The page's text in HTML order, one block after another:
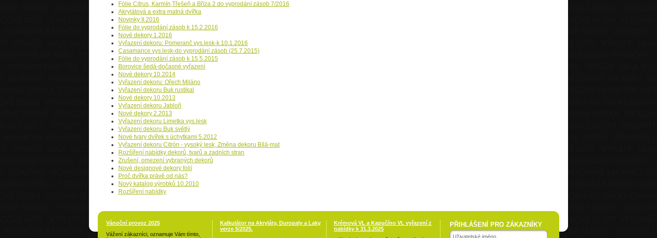
Fólie Citrus, Karmín,Třešeň a Bříza 2 do vyprodání zásob 7/2016
Akrylátová a extra matná dvířka
Novinky II.2016
Fólie do vyprodání zásob k 15.2.2016
Nové dekory 1.2016
Vyřazení dekoru: Pomeranč vys.lesk-k 10.1.2016
Casamance vys.lesk-do vyprodání zásob (25.7.2015)
Fólie do vyprodání zásob k 15.5.2015
Borovice šedá-dočasné vyřazení
Nové dekory 10.2014
Vyřazení dekoru: Ořech Miláno
Vyřazení dekoru Buk rustikal
Nové dekory 10.2013
Vyřazení dekoru Jabloň
Nové dekory 2.2013
Vyřazení dekoru Limetka vys.lesk
Vyřazení dekoru Buk světlý
Nové tvary dvířek s úchytkami 5.2012
Vyřazení dekoru Citrón - vysoký lesk, Změna dekoru Bílá-mat
Rozšíření nabídky dekorů, tvarů a zadních stran
Zrušení, omezení vybraných dekorů
Nové designové dekory folií
Proč dvířka právě od nás?
Nový katalog výrobků 10.2010
Rozšíření nabídky
Vánoční provoz 2025
Vážení zákazníci, oznamuje Vám tímto,
Kalkulátor na Akryláty, Duropaly a Laky
verze 5/2025.
Krémová VL a Kapučíno VL vyřazení z
nabídky k 31.3.2025
PŘIHLÁŠENÍ PRO ZÁKAZNÍKY